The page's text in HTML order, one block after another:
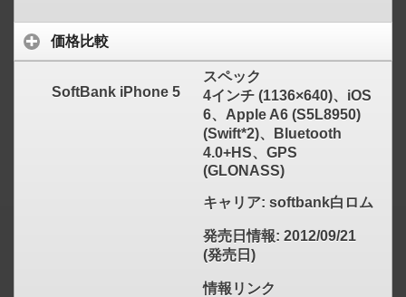
価格比較
SoftBank iPhone 5
スペック
4インチ (1136×640)、iOS
6、Apple A6 (S5L8950)
(Swift*2)、Bluetooth
4.0+HS、GPS
(GLONASS)
キャリア: softbank白ロム
発売日情報: 2012/09/21
(発売日)
情報リンク